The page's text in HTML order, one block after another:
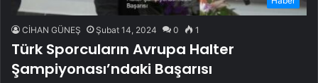
CİHAN GÜNEŞ Şubat 14, 2024 0 1
Türk Sporcuların Avrupa Halter
Şampiyonası’ndaki Başarısı